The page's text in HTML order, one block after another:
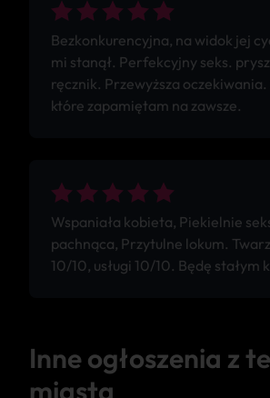
Bezkonkurencyjna, na widok jej
mi stanął. Perfekcyjny seks.
ręcznik. Przewyższa
które zapamiętam na zawsze.
Wspaniała kobieta, Piekielnie
pachnąca, Przytulne lokum.
10/10, usługi 10/10. Będę stałym
Inne ogłoszenia z
miasta